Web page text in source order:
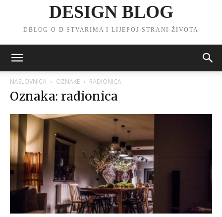
DESIGN BLOG
DBLOG O D STVARIMA I LIJEPOJ STRANI ŽIVOTA
NASLOVNICA OZNAKE RADIONICA
Oznaka: radionica